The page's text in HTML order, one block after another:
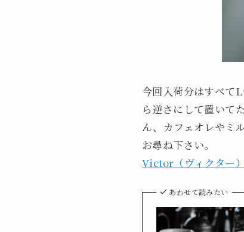
今回入荷分はすべて
ら逆さにして置いて
ん、カフェオレやミ
お尋ね下さい。
Victor（ヴィクター
あわせて読みたい